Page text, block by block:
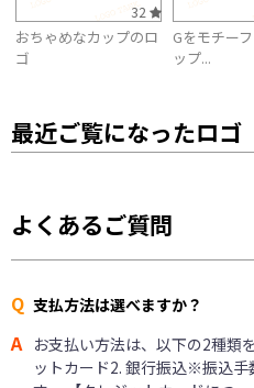
32
おちゃめなカップのロ
ゴ
Gをモチー
ップ...
最近ご覧になったロゴ
よくあるご質問
Q 支払方法は選べますか？
A お支払い方法は、以下の2種類
ットカード2. 銀行振込※振込